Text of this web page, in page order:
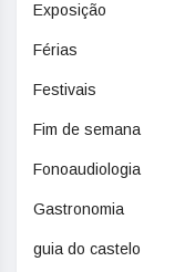
Exposição
Férias
Festivais
Fim de semana
Fonoaudiologia
Gastronomia
guia do castelo